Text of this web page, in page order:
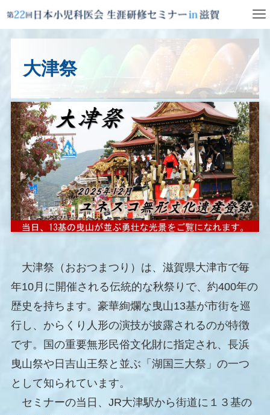
大津祭
大津祭（おおつまつり）は、滋賀県大津市で毎
年10月に開催される伝統的な秋祭りで、約400年の
歴史を持ちます。豪華絢爛な曳山13基が市街を巡
行し、からくり人形の演技が披露されるのが特徴
です。国の重要無形民俗文化財に指定され、長浜
曳山祭や日吉山王祭と並ぶ「湖国三大祭」の一つ
として知られています。
セミナーの当日、JR大津駅から街道に１３基の